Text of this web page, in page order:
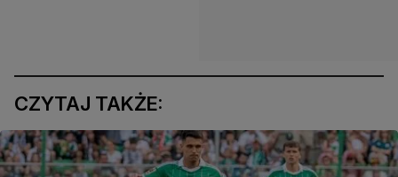
CZYTAJ TAKŻE: